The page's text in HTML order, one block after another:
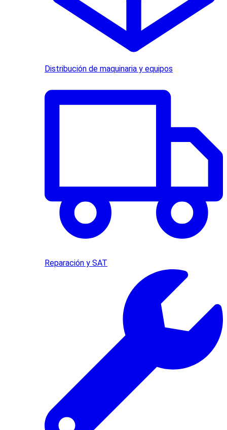
Distribución de maquinaria y equipos
Reparación y SAT